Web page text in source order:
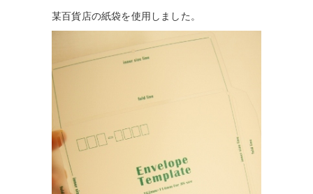
某百貨店の紙袋を使用しました。